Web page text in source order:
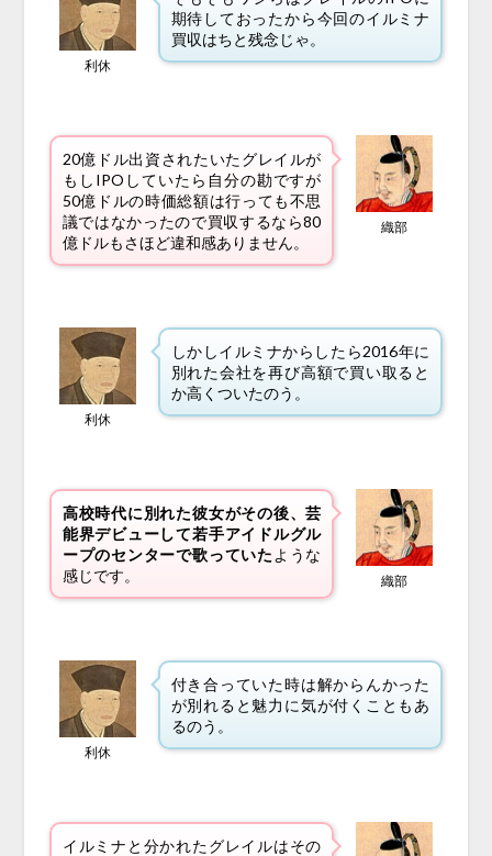
利休
期待しておったから今回のイルミナ
買収はちと残念じゃ。
20億ドル出資されたいたグレイルが
もしIPOしていたら自分の勘ですが
50億ドルの時価総額は行っても不思
議ではなかったので買収するなら80
億ドルもさほど違和感ありません。
織部
利休
しかしイルミナからしたら2016年に
別れた会社を再び高額で買い取ると
か高くついたのう。
高校時代に別れた彼女がその後、芸
能界デビューして若手アイドルグル
ープのセンターで歌っていた ような
感じです。
織部
利休
付き合っていた時は解からんかった
が別れると魅力に気が付くこともあ
るのう。
イルミナと分かれたグレイルはその